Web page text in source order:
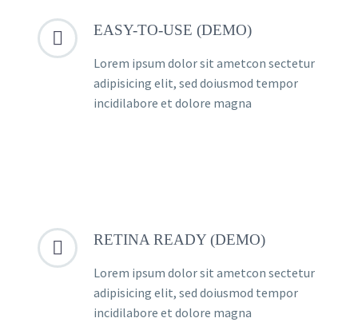

 EASY-TO-USE (DEMO)
Lorem ipsum dolor sit ametcon sectetur
adipisicing elit, sed doiusmod tempor
incidilabore et dolore magna

 RETINA READY (DEMO)
Lorem ipsum dolor sit ametcon sectetur
adipisicing elit, sed doiusmod tempor
incidilabore et dolore magna